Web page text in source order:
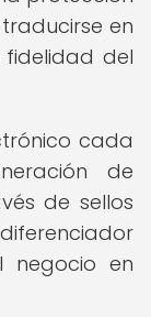
en
del
cada
de
de sellos
negocio en